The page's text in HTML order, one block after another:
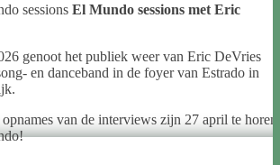
El Mundo sessions met Eric
genoot het publiek weer van Eric DeVries
en danceband in de foyer van Estrado in
van de interviews zijn 27 april te horen